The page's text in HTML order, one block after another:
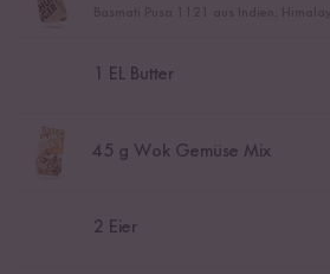
1 EL Butter
45 g Wok Gemüse Mix
2 Eier